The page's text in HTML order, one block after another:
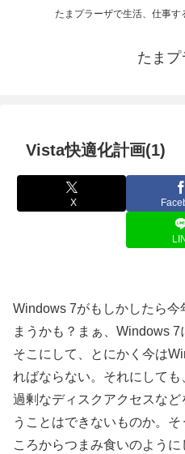
たまプラーザで生活、仕事す
たまプ
Vista快適化計画(1)
X
Windows 7がもしかしたら
まうかも？まぁ、Windows
そこにして、とにかく今は
ればならない。それにしても
過剰なディスクアクセスな
うことはできないものか。
ころからつまみ食いのよう